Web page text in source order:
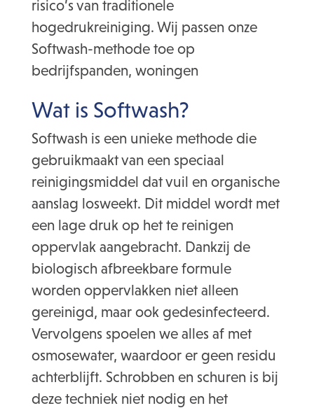
risico’s van traditionele
hogedrukreiniging. Wij passen onze
Softwash-methode toe op
bedrijfspanden, woningen
Wat is Softwash?
Softwash is een unieke methode die
gebruikmaakt van een speciaal
reinigingsmiddel dat vuil en organische
aanslag losweekt. Dit middel wordt met
een lage druk op het te reinigen
oppervlak aangebracht. Dankzij de
biologisch afbreekbare formule
worden oppervlakken niet alleen
gereinigd, maar ook gedesinfecteerd.
Vervolgens spoelen we alles af met
osmosewater, waardoor er geen residu
achterblijft. Schrobben en schuren is bij
deze techniek niet nodig en het